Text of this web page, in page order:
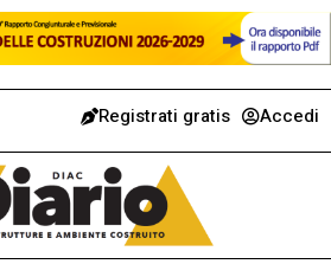
Registrati gratis Accedi